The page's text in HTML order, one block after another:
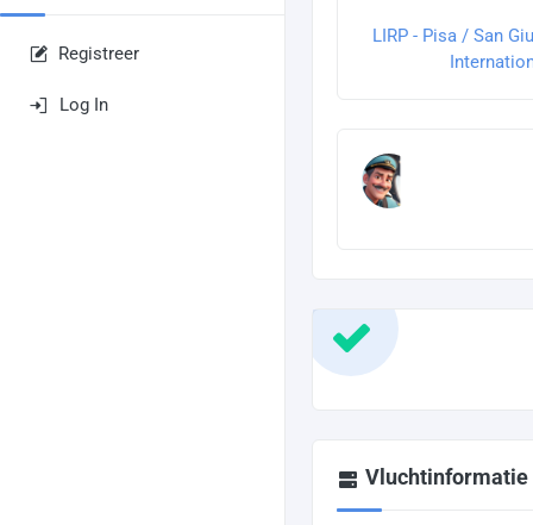
Registreer
Log In
LIRP - Pisa / San
Vluchtinformatie